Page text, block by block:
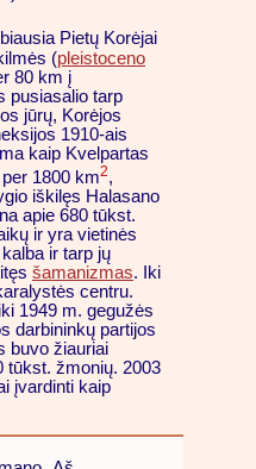
Pietų Korėjai
(pleistoceno
80 km į
pusiasalio tarp
jūrų, Korėjos
1910-ais
kaip Kvelpartas
1800 km2,
iškilęs Halasano
apie 680 tūkst.
ir yra vietinės
ir tarp jų
šamanizmas. Iki
centru.
1949 m. gegužės
darbininkų partijos
buvo žiauriai
tūkst. žmonių. 2003
įvardinti kaip